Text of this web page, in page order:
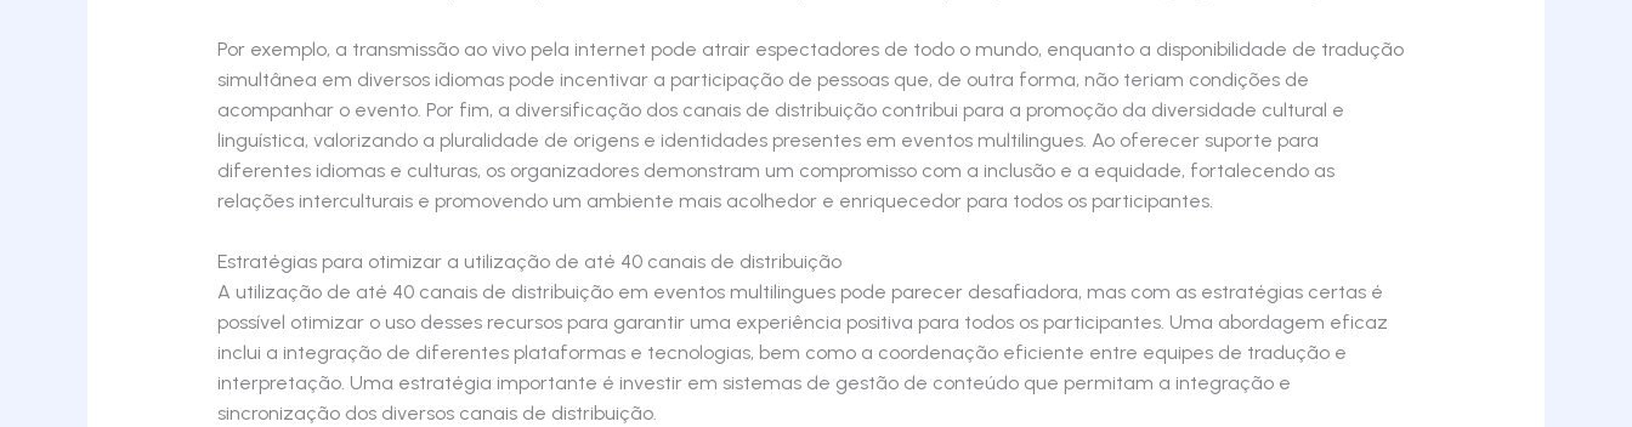
Por exemplo, a transmissão ao vivo pela internet pode atrair espectadores de todo o mundo, enquanto a disponibilidade de tradução
simultânea em diversos idiomas pode incentivar a participação de pessoas que, de outra forma, não teriam condições de
acompanhar o evento. Por fim, a diversificação dos canais de distribuição contribui para a promoção da diversidade cultural e
linguística, valorizando a pluralidade de origens e identidades presentes em eventos multilingues. Ao oferecer suporte para
diferentes idiomas e culturas, os organizadores demonstram um compromisso com a inclusão e a equidade, fortalecendo as
relações interculturais e promovendo um ambiente mais acolhedor e enriquecedor para todos os participantes.
Estratégias para otimizar a utilização de até 40 canais de distribuição
A utilização de até 40 canais de distribuição em eventos multilingues pode parecer desafiadora, mas com as estratégias certas é
possível otimizar o uso desses recursos para garantir uma experiência positiva para todos os participantes. Uma abordagem eficaz
inclui a integração de diferentes plataformas e tecnologias, bem como a coordenação eficiente entre equipes de tradução e
interpretação. Uma estratégia importante é investir em sistemas de gestão de conteúdo que permitam a integração e
sincronização dos diversos canais de distribuição.